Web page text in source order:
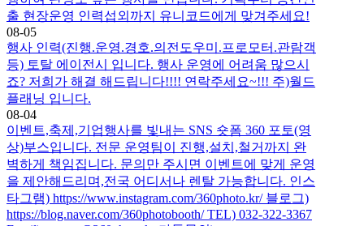
출 현장운영 인력섭외까지 유니코드에게 맞겨주세요!
08-05
행사 인력(진행.운영.경호.의전도우미.프로모터.관람객
등) 토탈 에이전시 입니다. 행사 운영에 어려움 많으시
죠? 저희가 해결 해드립니다!!!! 연락주세요~!!! 주)월드
플래닝 입니다.
08-04
이벤트,축제,기업행사를 빛내는 SNS 숏폼 360 포토(영
상)부스입니다. 전문 운영팀이 진행,설치,철거까지 완
벽하게 책임집니다. 문의만 주시면 이벤트에 맞게 운영
을 제안해드리며,전국 어디서나 렌탈 가능합니다. 인스
타그램) https://www.instagram.com/360photo.kr/ 블로그)
https://blog.naver.com/360photobooth/ TEL) 032-322-3367